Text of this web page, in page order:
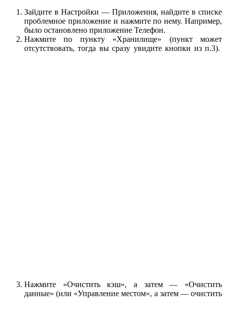
Зайдите в Настройки — Приложения, найдите в списке
проблемное приложение и нажмите по нему. Например,
было остановлено приложение Телефон.
Нажмите по пункту «Хранилище» (пункт может
отсутствовать, тогда вы сразу увидите кнопки из п.3).
Нажмите «Очистить кэш», а затем — «Очистить
данные» (или «Управление местом», а затем — очистить